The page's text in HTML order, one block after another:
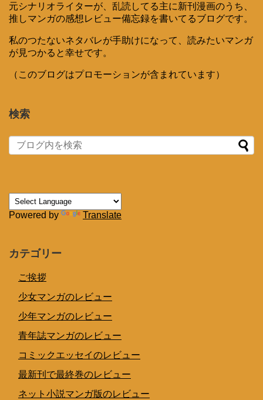
元シナリオライターが、乱読してる主に新刊漫画のうち、
推しマンガの感想レビュー備忘録を書いてるブログです。
私のつたないネタバレが手助けになって、読みたいマンガ
が見つかると幸せです。
（このブログはプロモーションが含まれています）
検索
Powered by Translate
カテゴリー
ご挨拶
少女マンガのレビュー
少年マンガのレビュー
青年誌マンガのレビュー
コミックエッセイのレビュー
最新刊で最終巻のレビュー
ネット小説マンガ版のレビュー